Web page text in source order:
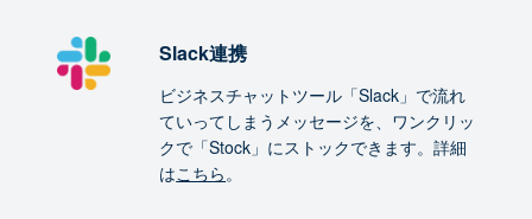
Slack連携
ビジネスチャットツール「Slack」で流れ
ていってしまうメッセージを、ワンクリッ
クで「Stock」にストックできます。詳細
はこちら。